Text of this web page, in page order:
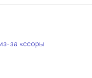
за «ссоры